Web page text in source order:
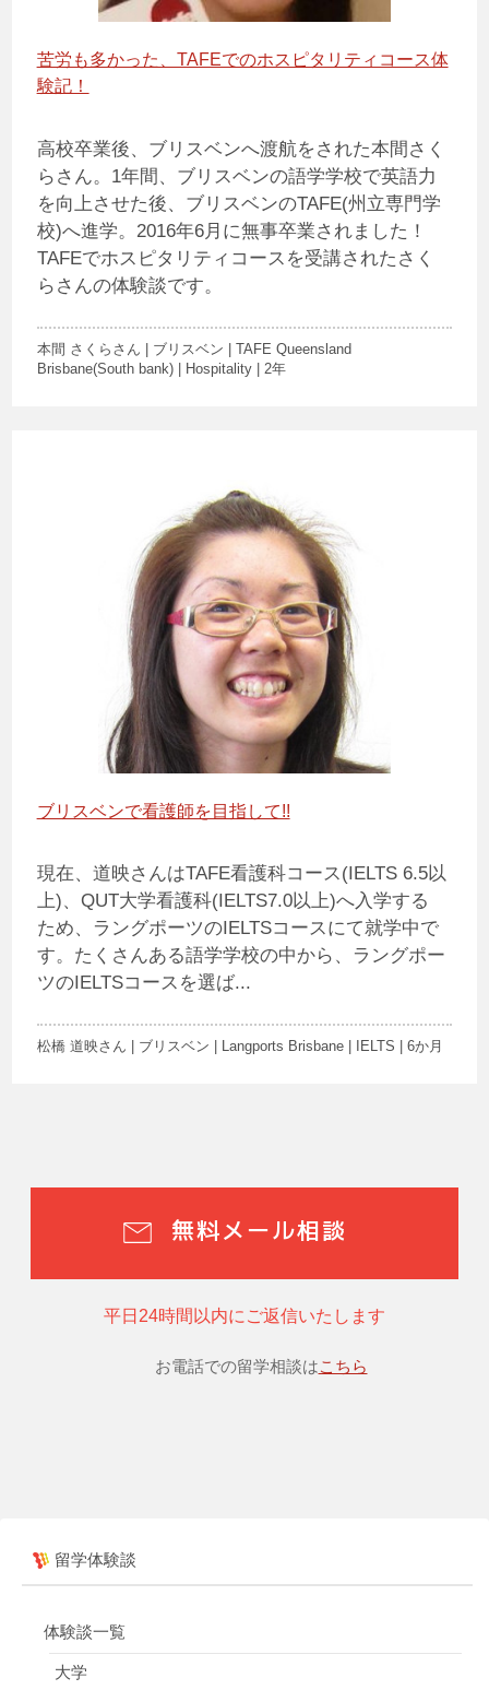
苦労も多かった、TAFEでのホスピタリティコース体
験記！
高校卒業後、ブリスベンへ渡航をされた本間さく
らさん。1年間、ブリスベンの語学学校で英語力
を向上させた後、ブリスベンのTAFE(州立専門学
校)へ進学。2016年6月に無事卒業されました！
TAFEでホスピタリティコースを受講されたさく
らさんの体験談です。
本間 さくらさん | ブリスベン | TAFE Queensland
Brisbane(South bank) | Hospitality | 2年
ブリスベンで看護師を目指して!!
現在、道映さんはTAFE看護科コース(IELTS 6.5以
上)、QUT大学看護科(IELTS7.0以上)へ入学する
ため、ラングポーツのIELTSコースにて就学中で
す。たくさんある語学学校の中から、ラングポー
ツのIELTSコースを選ば...
松橋 道映さん | ブリスベン | Langports Brisbane | IELTS | 6か月
無料メール相談
平日24時間以内にご返信いたします
お電話での留学相談はこちら
留学体験談
体験談一覧
大学